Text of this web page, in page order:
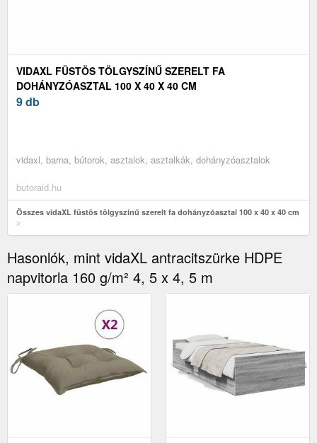
VIDAXL FÜSTÖS TÖLGYSZÍNŰ SZERELT FA
DOHÁNYZÓASZTAL 100 X 40 X 40 CM
9 db
vidaxl, barna, bútorok, asztalok, asztalkák, dohányzóasztalok
butoraid.hu
Összes vidaXL füstös tölgyszínű szerelt fa dohányzóasztal 100 x 40 x 40 cm
Hasonlók, mint vidaXL antracitszürke HDPE
napvitorla 160 g/m² 4, 5 x 4, 5 m